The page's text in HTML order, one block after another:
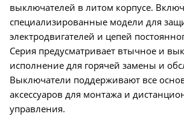
выключателей в литом корпусе.
специализированные модели для
электродвигателей и цепей
Серия предусматривает втычное и
исполнение для горячей замены и
Выключатели поддерживают все
аксессуаров для монтажа и
управления.